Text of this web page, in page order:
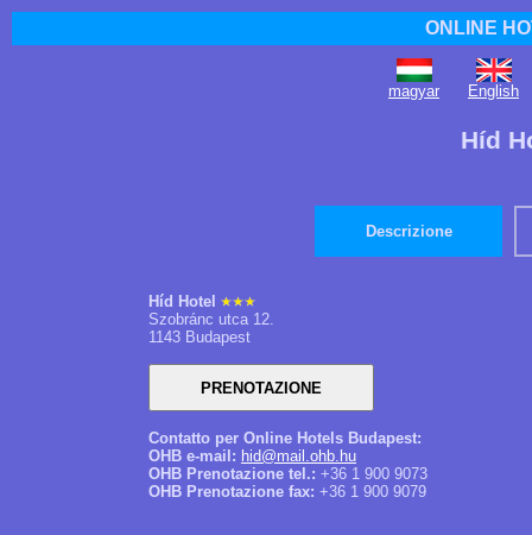
ONLINE
magyar English
Híd
Descrizione
Híd Hotel
Szobránc utca 12.
1143 Budapest
Contatto per Online Hotels Budapest:
OHB e-mail: hid@mail.ohb.hu
OHB Prenotazione tel.: +36 1 900 9073
OHB Prenotazione fax: +36 1 900 9079